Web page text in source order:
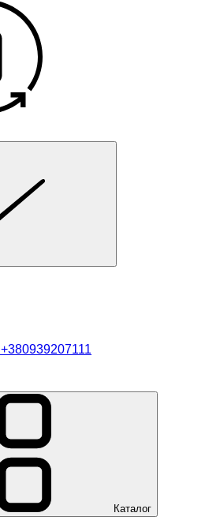
+380939207111
Каталог